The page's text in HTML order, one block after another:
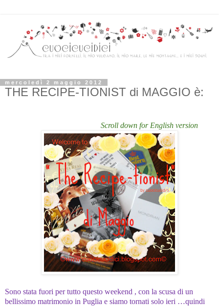
mercoledì 2 maggio 2012
THE RECIPE-TIONIST di MAGGIO è:
Scroll down for English version
Sono stata fuori per tutto questo weekend , con la scusa di un
bellissimo matrimonio in Puglia e siamo tornati solo ieri …quindi